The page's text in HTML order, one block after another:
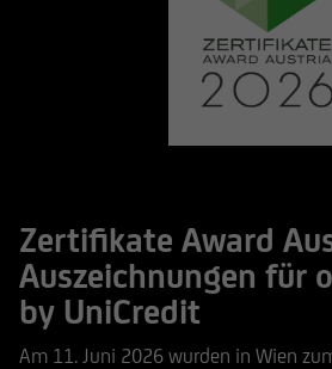
Zertifikate Award
Auszeichnungen für
by UniCredit
Am 11. Juni 2026 wurden in Wien